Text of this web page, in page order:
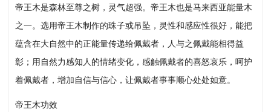
帝王木是森林至尊之树，灵气超强。帝王木也是马来西亚能量木
之一。选用帝王木制作的珠子或吊坠，灵性和感应性很好，能把
蕴含在大自然中的正能量传递给佩戴者，人与之佩戴能相得益
彰；用自然力感知人的情绪变化，感触佩戴者的喜怒哀乐，呵护
着佩戴者，增加自信与信心，让佩戴者事事顺心处处如意。
帝王木功效